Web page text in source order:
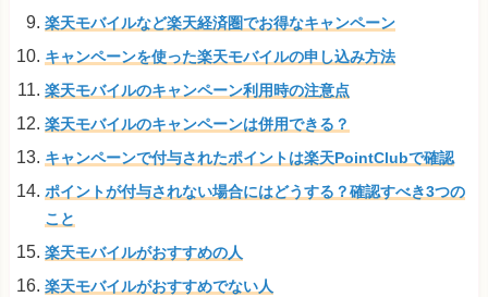
楽天モバイルなど楽天経済圏でお得なキャンペーン
キャンペーンを使った楽天モバイルの申し込み方法
楽天モバイルのキャンペーン利用時の注意点
楽天モバイルのキャンペーンは併用できる？
キャンペーンで付与されたポイントは楽天PointClubで確認
ポイントが付与されない場合にはどうする？確認すべき3つの
こと
楽天モバイルがおすすめの人
楽天モバイルがおすすめでない人